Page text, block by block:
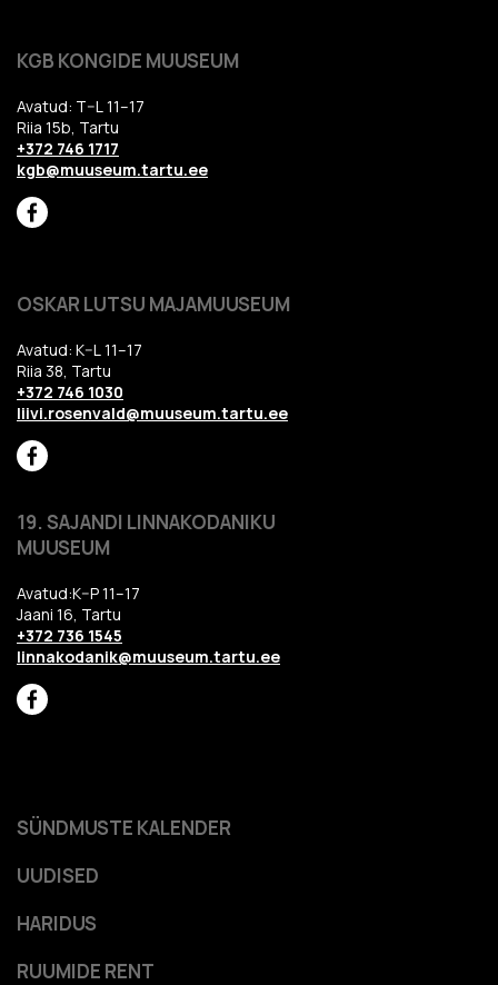
KGB KONGIDE MUUSEUM
Avatud: T–L 11–17
Riia 15b, Tartu
+372 746 1717
kgb@muuseum.tartu.ee
OSKAR LUTSU MAJAMUUSEUM
Avatud: K–L 11–17
Riia 38, Tartu
+372 746 1030
liivi.rosenvald@muuseum.tartu.ee
19. SAJANDI LINNAKODANIKU
MUUSEUM
Avatud:K–P 11–17
Jaani 16, Tartu
+372 736 1545
linnakodanik@muuseum.tartu.ee
HARIDUS
RUUMIDE RENT
SÜNDMUSTE KALENDER
UUDISED